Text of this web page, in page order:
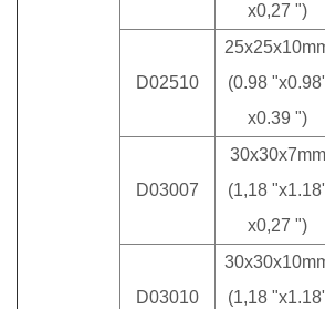
x0,27 ")
D02510
(0.98
x0.39 ")
D03007
30x30x7mm
(1,18
x0,27 ")
D03010
(1,18